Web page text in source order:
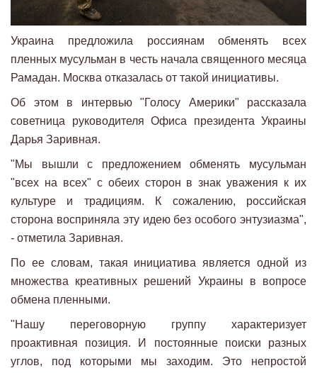
Украина предложила россиянам обменять всех
пленных мусульман в честь начала священного месяца
Рамадан. Москва отказалась от такой инициативы.
Об этом в интервью "Голосу Америки" рассказала
советница руководителя Офиса президента Украины
Дарья Заривная.
"Мы вышли с предложением обменять мусульман
"всех на всех" с обеих сторон в знак уважения к их
культуре и традициям. К сожалению, российская
сторона восприняла эту идею без особого энтузиазма",
- отметила Заривная.
По ее словам, такая инициатива является одной из
множества креативных решений Украины в вопросе
обмена пленными.
"Нашу переговорную группу характеризует
проактивная позиция. И постоянные поиски разных
углов, под которыми мы заходим. Это непростой